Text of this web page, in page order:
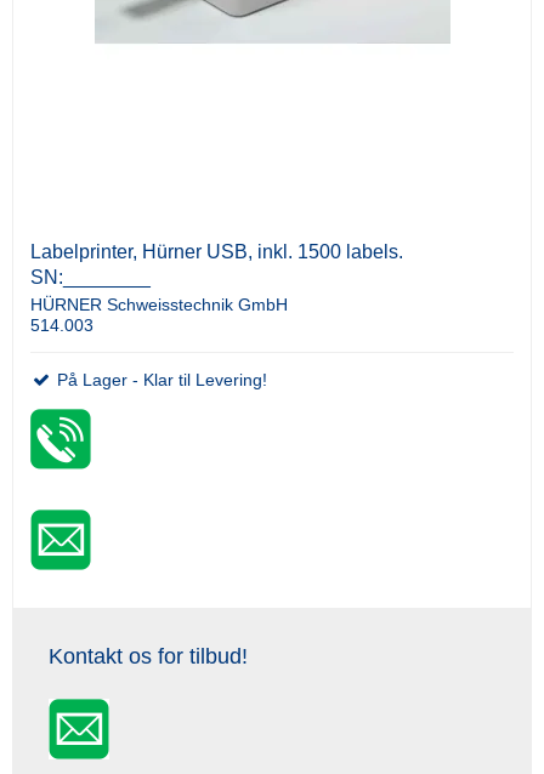
Labelprinter, Hürner USB, inkl. 1500 labels.
SN:________
HÜRNER Schweisstechnik GmbH
514.003
På Lager - Klar til Levering!
Kontakt os for tilbud!